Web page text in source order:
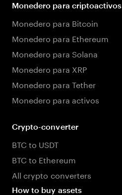
Monedero para criptoactivos
Monedero para Bitcoin
Monedero para Ethereum
Monedero para Solana
Monedero para XRP
Monedero para Tether
Monedero para activos
Crypto-converter
BTC to USDT
BTC to Ethereum
All crypto converters
How to buy assets